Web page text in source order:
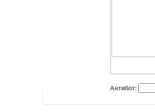
Антибот: